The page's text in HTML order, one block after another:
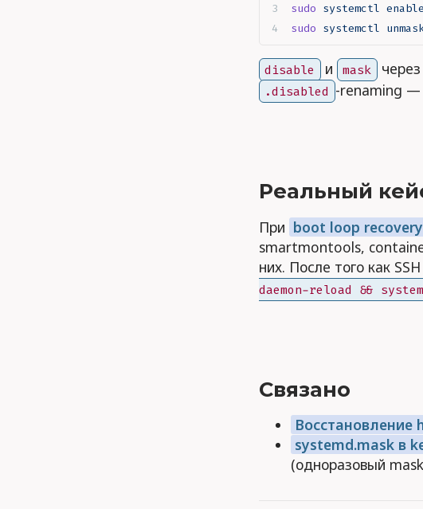
sudo systemctl enable
sudo systemctl
disable и mask через
.disabled -renaming —
Реальный
При boot loop
smartmontools,
них. После того как
daemon-reload &&
Связано
Восстановление
systemd.mask в
(одноразовый